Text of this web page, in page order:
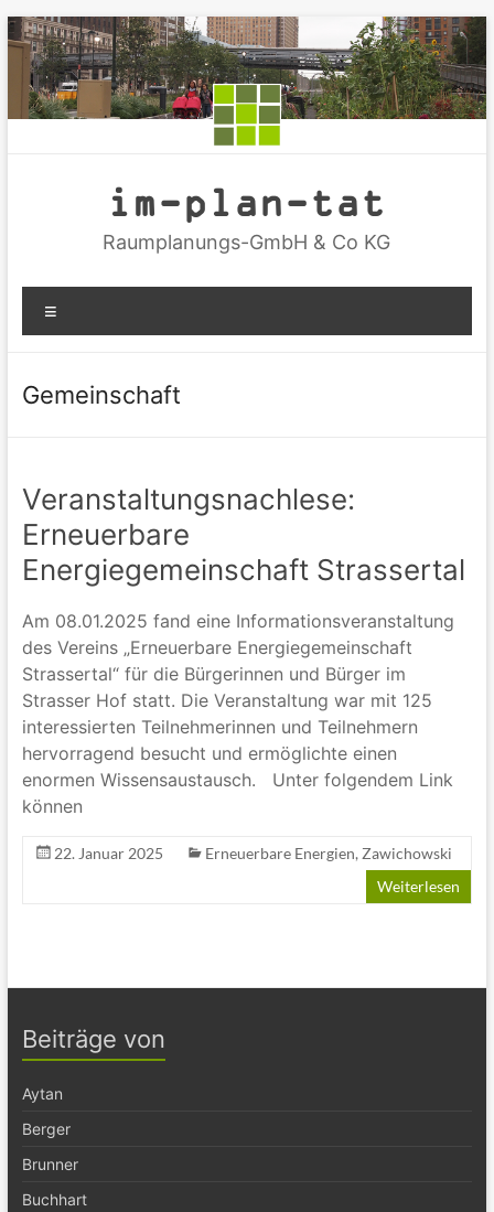
Zum
Inhalt
springen
im-plan-tat
Raumplanungs-GmbH & Co KG
Gemeinschaft
Veranstaltungsnachlese:
Erneuerbare
Energiegemeinschaft Strassertal
Am 08.01.2025 fand eine Informationsveranstaltung
des Vereins „Erneuerbare Energiegemeinschaft
Strassertal“ für die Bürgerinnen und Bürger im
Strasser Hof statt. Die Veranstaltung war mit 125
interessierten Teilnehmerinnen und Teilnehmern
hervorragend besucht und ermöglichte einen
enormen Wissensaustausch. Unter folgendem Link
können
22. Januar 2025 Erneuerbare Energien, Zawichowski
Weiterlesen
Beiträge von
Aytan
Berger
Brunner
Buchhart